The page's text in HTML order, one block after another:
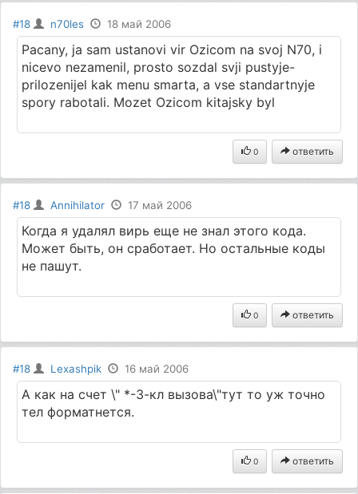
#18 n70les 18 май 2006
Pacany, ja sam ustanovi vir Ozicom na svoj N70, i
nicevo nezamenil, prosto sozdal svji pustyje-
prilozenijel kak menu smarta, a vse standartnyje
spory rabotali. Mozet Ozicom kitajsky byl
0 ответить
#18 Annihilator 17 май 2006
Когда я удалял вирь еще не знал этого кода.
Может быть, он сработает. Но остальные коды
не пашут.
0 ответить
#18 Lexashpik 16 май 2006
А как на счет \" *-3-кл вызова\"тут то уж точно
тел форматнется.
0 ответить